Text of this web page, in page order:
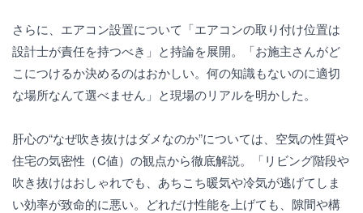
さらに、エアコン設置について「エアコンの取り付け位置は
設計士が責任を持つべき」と持論を展開。「お施主さんがど
こにつけるか決めるのはおかしい。何の知識もないのに適切
な場所なんて選べません」と現場のリアルを明かした。
肝心の“なぜ吹き抜けはダメなのか”については、空気の性質や
住宅の気密性（C値）の観点から徹底解説。「リビング階段や
吹き抜けはおしゃれでも、あちこち暖気や冷気が逃げてしま
い効率が致命的に悪い。どれだけ性能を上げても、隙間や構